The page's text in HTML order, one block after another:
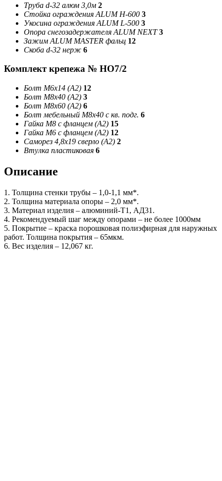
Труба d-32 алюм 3,0м 2
Стойка ограждения ALUM Н-600 3
Укосина ограждения ALUM L-500 3
Опора снегозадержателя ALUM NEXT 3
Зажим ALUM MASTER фальц 12
Скоба d-32 нерж 6
Комплект крепежа № НО7/2
Болт М6х14 (А2) 12
Болт М8х40 (А2) 3
Болт М8х60 (А2) 6
Болт мебельный М8х40 с кв. подг. 6
Гайка М8 с фланцем (А2) 15
Гайка М6 с фланцем (А2) 12
Саморез 4,8х19 сверло (А2) 2
Втулка пластиковая 6
Описание
1. Толщина стенки трубы – 1,0-1,1 мм*.
2. Толщина материала опоры – 2,0 мм*.
3. Материал изделия – алюминий-Т1, АД31.
4. Рекомендуемый шаг между опорами – не более 1000мм
5. Покрытие – краска порошковая полиэфирная для наружных
работ. Толщина покрытия – 65мкм.
6. Вес изделия – 12,067 кг.